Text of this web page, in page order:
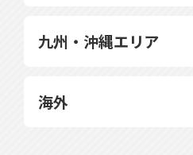
九州・沖縄エリア
海外